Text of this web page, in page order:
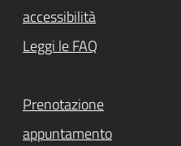
accessibilità
Leggi le FAQ
Prenotazione
appuntamento